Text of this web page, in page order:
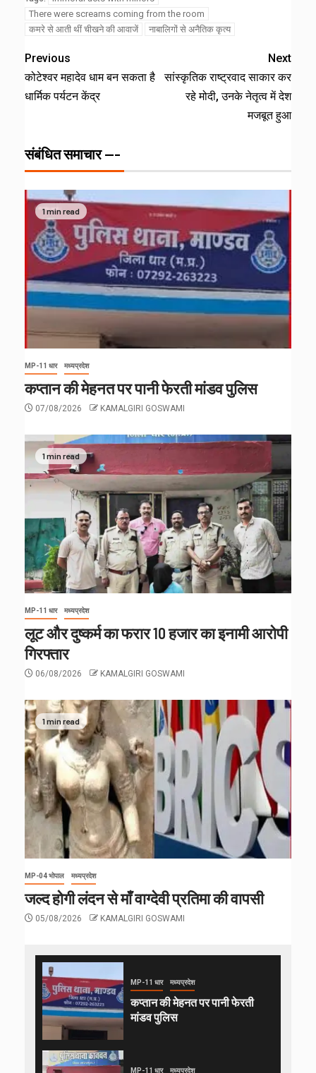
There were screams coming from the room
कमरे से आती थीं चीखने की आवाजें
नाबालिगों से अनैतिक कृत्य
Previous
कोटेश्वर महादेव धाम बन सकता है
धार्मिक पर्यटन केंद्र
Next
सांस्कृतिक राष्ट्रवाद साकार कर
रहे मोदी, उनके नेतृत्व में देश
मजबूत हुआ
संबंधित समाचार ---
1 min read
MP-11 धार मध्यप्रदेश
कप्तान की मेहनत पर पानी फेरती मांडव पुलिस
07/08/2026 KAMALGIRI GOSWAMI
1 min read
MP-11 धार मध्यप्रदेश
लूट और दुष्कर्म का फरार 10 हजार का इनामी आरोपी
गिरफ्तार
06/08/2026 KAMALGIRI GOSWAMI
1 min read
MP-04 भोपाल मध्यप्रदेश
जल्द होगी लंदन से माँ वाग्देवी प्रतिमा की वापसी
05/08/2026 KAMALGIRI GOSWAMI
MP-11 धार मध्यप्रदेश
कप्तान की मेहनत पर पानी फेरती
मांडव पुलिस
MP-11 धार मध्यप्रदेश